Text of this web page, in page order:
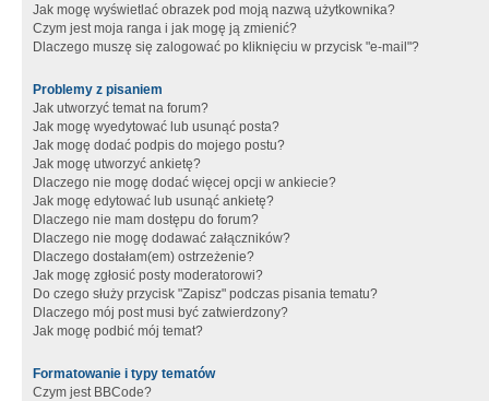
Jak mogę wyświetlać obrazek pod moją nazwą użytkownika?
Czym jest moja ranga i jak mogę ją zmienić?
Dlaczego muszę się zalogować po kliknięciu w przycisk "e-mail"?
Problemy z pisaniem
Jak utworzyć temat na forum?
Jak mogę wyedytować lub usunąć posta?
Jak mogę dodać podpis do mojego postu?
Jak mogę utworzyć ankietę?
Dlaczego nie mogę dodać więcej opcji w ankiecie?
Jak mogę edytować lub usunąć ankietę?
Dlaczego nie mam dostępu do forum?
Dlaczego nie mogę dodawać załączników?
Dlaczego dostałam(em) ostrzeżenie?
Jak mogę zgłosić posty moderatorowi?
Do czego służy przycisk "Zapisz" podczas pisania tematu?
Dlaczego mój post musi być zatwierdzony?
Jak mogę podbić mój temat?
Formatowanie i typy tematów
Czym jest BBCode?